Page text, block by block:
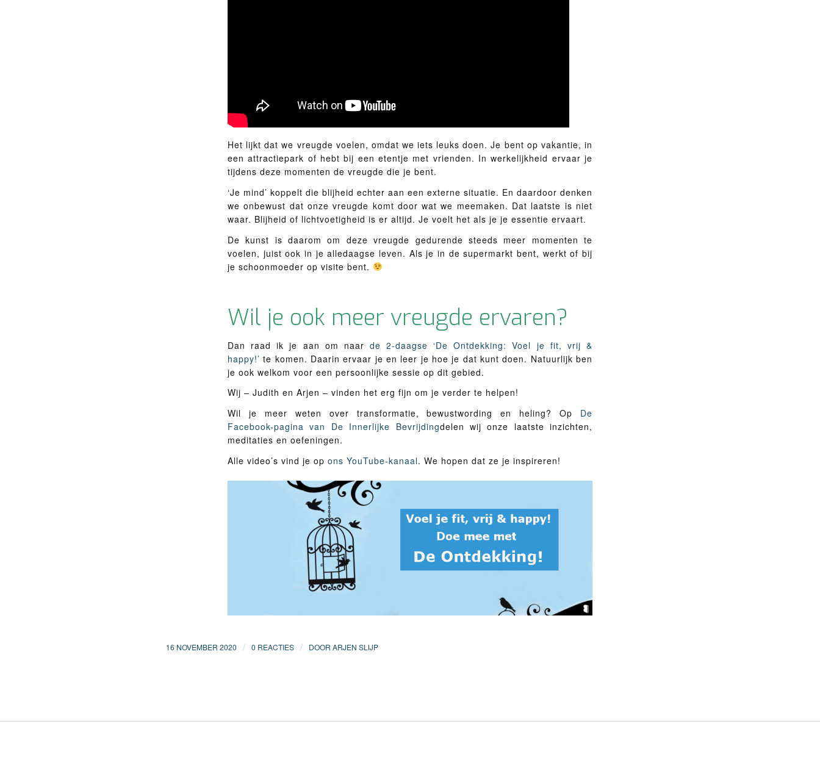
Het lijkt dat we vreugde voelen, omdat we iets leuks doen. Je bent op vakantie, in
een attractiepark of hebt bij een etentje met vrienden. In werkelijkheid ervaar je
tijdens deze momenten de vreugde die je bent.
‘Je mind’ koppelt die blijheid echter aan een externe situatie. En daardoor denken
we onbewust dat onze vreugde komt door wat we meemaken. Dat laatste is niet
waar. Blijheid of lichtvoetigheid is er altijd. Je voelt het als je je essentie ervaart.
De kunst is daarom om deze vreugde gedurende steeds meer momenten te
voelen, juist ook in je alledaagse leven. Als je in de supermarkt bent, werkt of bij
je schoonmoeder op visite bent.
Wil je ook meer vreugde ervaren?
Dan raad ik je aan om naar de 2-daagse ‘De Ontdekking: Voel je fit, vrij &
happy!’ te komen. Daarin ervaar je en leer je hoe je dat kunt doen. Natuurlijk ben
je ook welkom voor een persoonlijke sessie op dit gebied.
Wij – Judith en Arjen – vinden het erg fijn om je verder te helpen!
Wil je meer weten over transformatie, bewustwording en heling? Op De
Facebook-pagina van De Innerlijke Bevrijdingdelen wij onze laatste inzichten,
meditaties en oefeningen.
Alle video’s vind je op ons YouTube-kanaal. We hopen dat ze je inspireren!
16 NOVEMBER 2020 / 0 REACTIES / DOOR ARJEN SLIJP